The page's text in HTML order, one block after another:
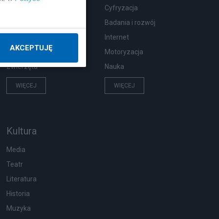
Pogoda
Zwierzęta
WIĘCEJ
Cyfryzacja
Badania i rozwój
Internet
Motoryzacja
Nauka
WIĘCEJ
Kultura
Media
Teatr
Literatura
Historia
Muzyka
AKCEPTUJĘ